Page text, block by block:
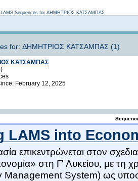
LAMS Sequences for ΔΗΜΗΤΡΙΟΣ ΚΑΤΣΑΜΠΑΣ
for: ΔΗΜΗΤΡΙΟΣ ΚΑΤΣΑΜΠΑΣ (1)
ΚΑΤΣΑΜΠΑΣ
)
February 12, 2025
LAMS into
επικεντρώνεται στον
στη Γ' Λυκείου, με τη
System) ως